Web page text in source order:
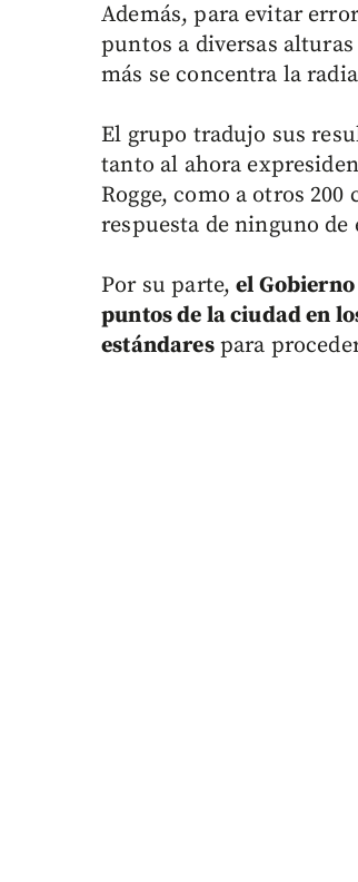
Además, para evitar
puntos a diversas
más se concentra la
El grupo tradujo sus
tanto al ahora
Rogge, como a otros
respuesta de ninguno de
Por su parte,el
puntos de la ciudad en
estándarespara